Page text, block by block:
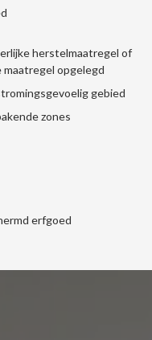
herstelmaatregel of
opgelegd
gebied
zones
erfgoed